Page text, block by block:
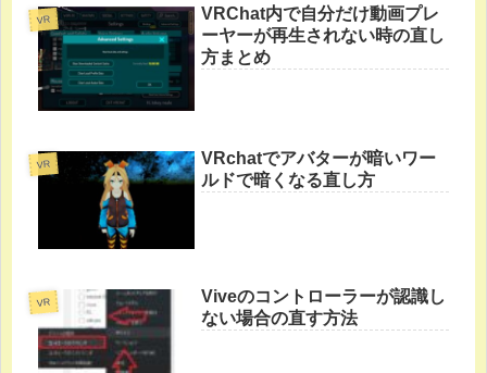
VR
VRChat内で自分だけ動画プレ
ーヤーが再生されない時の直し
方まとめ
VR
VRchatでアバターが暗いワー
ルドで暗くなる直し方
VR
Viveのコントローラーが認識し
ない場合の直す方法